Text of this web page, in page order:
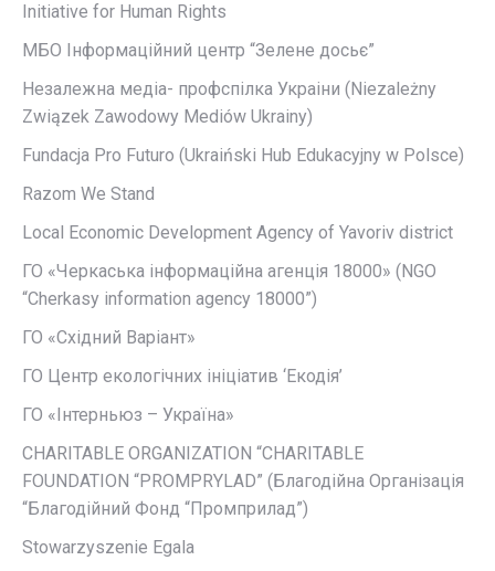
Initiative for Human Rights
МБО Інформаційний центр “Зелене досьє”
Незалежна медіа- профспілка Украіни (Niezależny
Związek Zawodowy Mediów Ukrainy)
Fundacja Pro Futuro (Ukraiński Hub Edukacyjny w Polsce)
Razom We Stand
Local Economic Development Agency of Yavoriv district
ГО «Черкаська інформаційна агенція 18000» (NGO
“Cherkasy information agency 18000”)
ГО «Східний Варіант»
ГО Центр екологічних ініціатив ‘Екодія’
ГО «Інтерньюз – Україна»
CHARITABLE ORGANIZATION “CHARITABLE
FOUNDATION “PROMPRYLAD” (Благодійна Організація
“Благодійний Фонд “Промприлад”)
Stowarzyszenie Egala